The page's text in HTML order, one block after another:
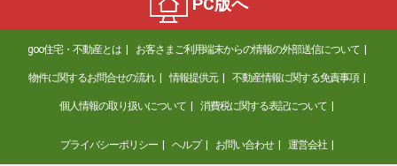
goo住宅・不動産とは お客さまご利用端末からの情報の外部送信について
物件に関するお問合せの流れ 情報提供元 不動産情報に関する免責事項
個人情報の取り扱いについて 消費税に関する表記について
プライバシーポリシー ヘルプ お問い合わせ 運営会社